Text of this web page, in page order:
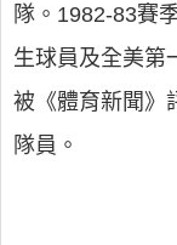
隊。1982-83賽
生球員及全美第
被《體育新聞》
隊員。